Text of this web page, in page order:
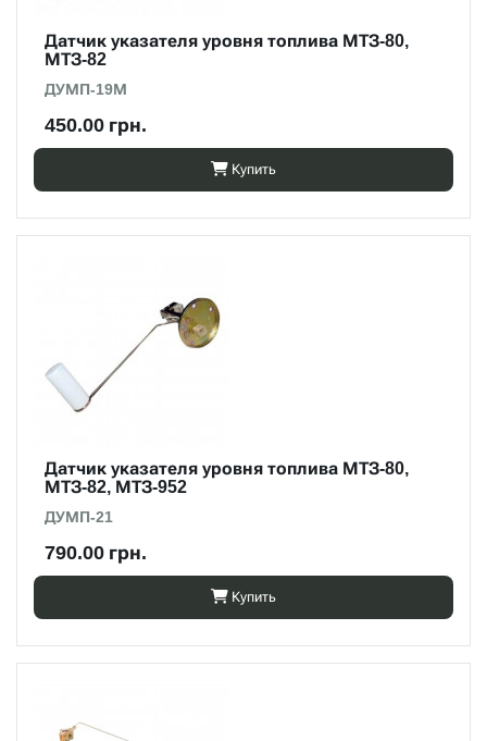
Датчик указателя уровня топлива МТЗ-80,
МТЗ-82
ДУМП-19М
450.00 грн.
Купить
Датчик указателя уровня топлива МТЗ-80,
МТЗ-82, МТЗ-952
ДУМП-21
790.00 грн.
Купить